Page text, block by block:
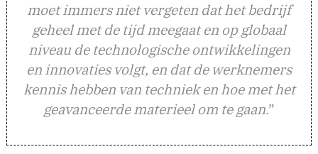
moet immers niet vergeten dat het bedrijf
geheel met de tijd meegaat en op globaal
niveau de technologische ontwikkelingen
en innovaties volgt, en dat de werknemers
kennis hebben van techniek en hoe met het
geavanceerde materieel om te gaan.”